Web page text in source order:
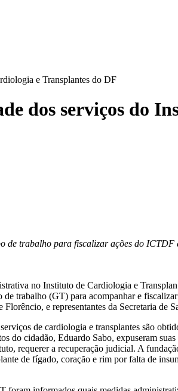
e Transplantes do DF
dos serviços do
trabalho para fiscalizar ações do ICTDF
no Instituto de Cardiologia e
trabalho (GT) para acompanhar e
Florêncio, e representantes da Secretaria de
de cardiologia e transplantes são
do cidadão, Eduardo Sabo, expuseram
requerer a recuperação judicial. A
de fígado, coração e rim por falta de